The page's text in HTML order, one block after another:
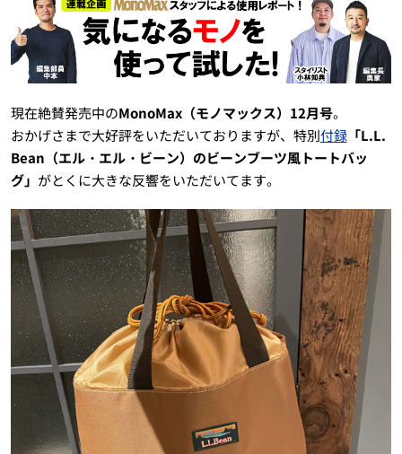
現在絶賛発売中のMonoMax（モノマックス）12月号。
おかげさまで大好評をいただいておりますが、特別付録「L.L.
Bean（エル・エル・ビーン）のビーンブーツ風トートバッ
グ」 がとくに大きな反響をいただいてます。